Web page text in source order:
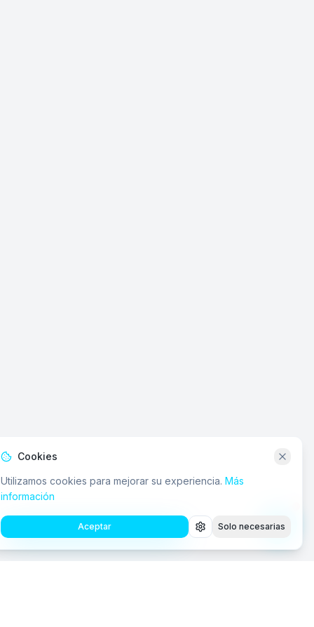
Cookies
Utilizamos cookies para mejorar su experiencia. Más
información
Aceptar Solo necesarias